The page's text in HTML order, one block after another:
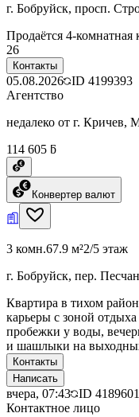
г. Бобруйск, просп.
Продаётся 4-комнатная
26
Контакты
05.08.2026 ID 4199393
Агентство
недалеко от г. Кричев,
114 605 ƃ
Конвертер валют
3 комн.67.9 м²2/5 этаж
г. Бобруйск, пер.
Квартира в тихом
карьеры с зоной
пробежки у воды,
и шашлыки на выходных
Контакты
Написать
вчера, 07:43 ID 4189601
Контактное лицо